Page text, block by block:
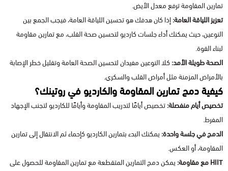
تمارين المقاومة ترفع معدل الأيض.
تعزيز اللياقة العامة:إذا كان هدفك هو تحسين اللياقة العامة، فيجب الجمع بين
النوعين، حيث يمكنك أداء جلسات كارديو لتحسين صحة القلب، مع تمارين مقاومة
لبناء القوة.
الصحة طويلة الأمد:كلا النوعين مفيدان لتحسين الصحة العامة وتقليل خطر الإصابة
بالأمراض المزمنة مثل أمراض القلب والسكري.
كيفية دمج تمارين المقاومة والكارديو في روتينك؟
تخصيص أيام منفصلة:تخصيص أيامًا لتدريب المقاومة وأيامًا للكارديو لتجنب الإجهاد
المفرط.
الدمج في جلسة واحدة:يمكنك البدء بتمارين الكارديو كإحماء ثم الانتقال إلى تمارين
المقاومة، أو العكس.
HIIT مع مقاومة:
يمكن دمج التمارين المتقطعة مع تمارين المقاومة للحصول على